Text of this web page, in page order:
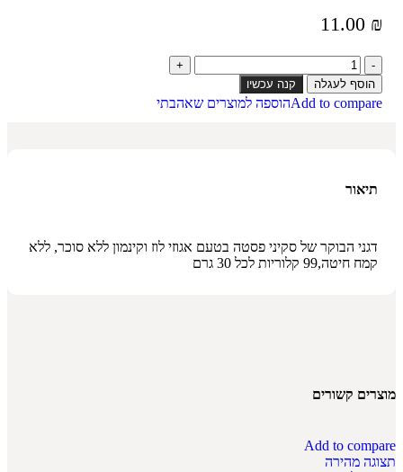
11.00 ₪
הוסף לעגלה קנה עכשיו
Add to compareהוספה למוצרים שאהבתי
תיאור
דגני הבוקר של סקיני פסטה בטעם אגוזי לוז וקינמון ללא סוכר, ללא
קמח חיטה,99 קלוריות לכל 30 גרם
מוצרים קשורים
Add to compare
תצוגה מהירה